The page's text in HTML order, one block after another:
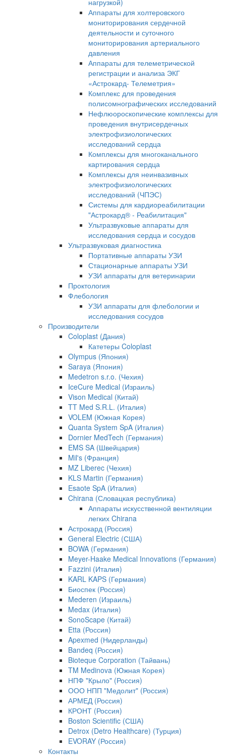
нагрузкой)
Аппараты для холтеровского
мониторирования сердечной
деятельности и суточного
мониторирования артериального
давления
Аппараты для телеметрической
регистрации и анализа ЭКГ
«Астрокард- Телеметрия»
Комплекс для проведения
полисомнографических исследований
Нефлюороскопические комплексы для
проведения внутрисердечных
электрофизиологических
исследований сердца
Комплексы для многоканального
картирования сердца
Комплексы для неинвазивных
электрофизиологических
исследований (ЧПЭС)
Системы для кардиореабилитации
"Астрокард® - Реабилитация"
Ультразвуковые аппараты для
исследования сердца и сосудов
Ультразвуковая диагностика
Портативные аппараты УЗИ
Стационарные аппараты УЗИ
УЗИ аппараты для ветеринарии
Проктология
Флебология
УЗИ аппараты для флебологии и
исследования сосудов
Производители
Coloplast (Дания)
Катетеры Coloplast
Olympus (Япония)
Saraya (Япония)
Medetron s.r.o. (Чехия)
IceCure Medical (Израиль)
Vison Medical (Китай)
TT Med S.R.L. (Италия)
VOLEM (Южная Корея)
Quanta System SpA (Италия)
Dornier MedTech (Германия)
EMS SA (Швейцария)
Mil's (Франция)
MZ Liberec (Чехия)
KLS Martin (Германия)
Esaote SpA (Италия)
Chirana (Словацкая республика)
Аппараты искусственной вентиляции
легких Chirana
Астрокард (Россия)
General Electric (США)
BOWA (Германия)
Meyer-Haake Medical Innovations (Германия)
Fazzini (Италия)
KARL KAPS (Германия)
Биоспек (Россия)
Mederen (Израиль)
Medax (Италия)
SonoScape (Китай)
Etta (Россия)
Apexmed (Нидерланды)
Bandeq (Россия)
Bioteque Corporation (Тайвань)
TM Medinova (Южная Корея)
НПФ "Крыло" (Россия)
ООО НПП "Медолит" (Россия)
АРМЕД (Россия)
КРОНТ (Россия)
Boston Scientific (США)
Detrox (Detro Healthcare) (Турция)
EVORAY (Россия)
Контакты